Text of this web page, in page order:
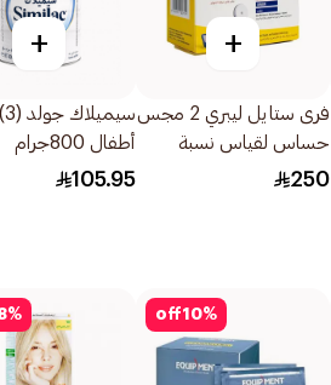
+
فرى ستايل ليبري 2 مجس
حساس لقياس نسبة
السكر 1عبوة
250
+
أطفال 800جرام
105.95
10%
off
%